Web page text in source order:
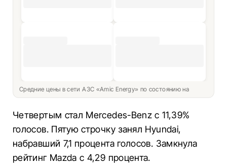
Средние цены в сети АЗС «Amic Energy» по состоянию на
Четвертым стал Mercedes-Benz с 11,39%
голосов. Пятую строчку занял Hyundai,
набравший 7,1 процента голосов. Замкнула
рейтинг Mazda с 4,29 процента.